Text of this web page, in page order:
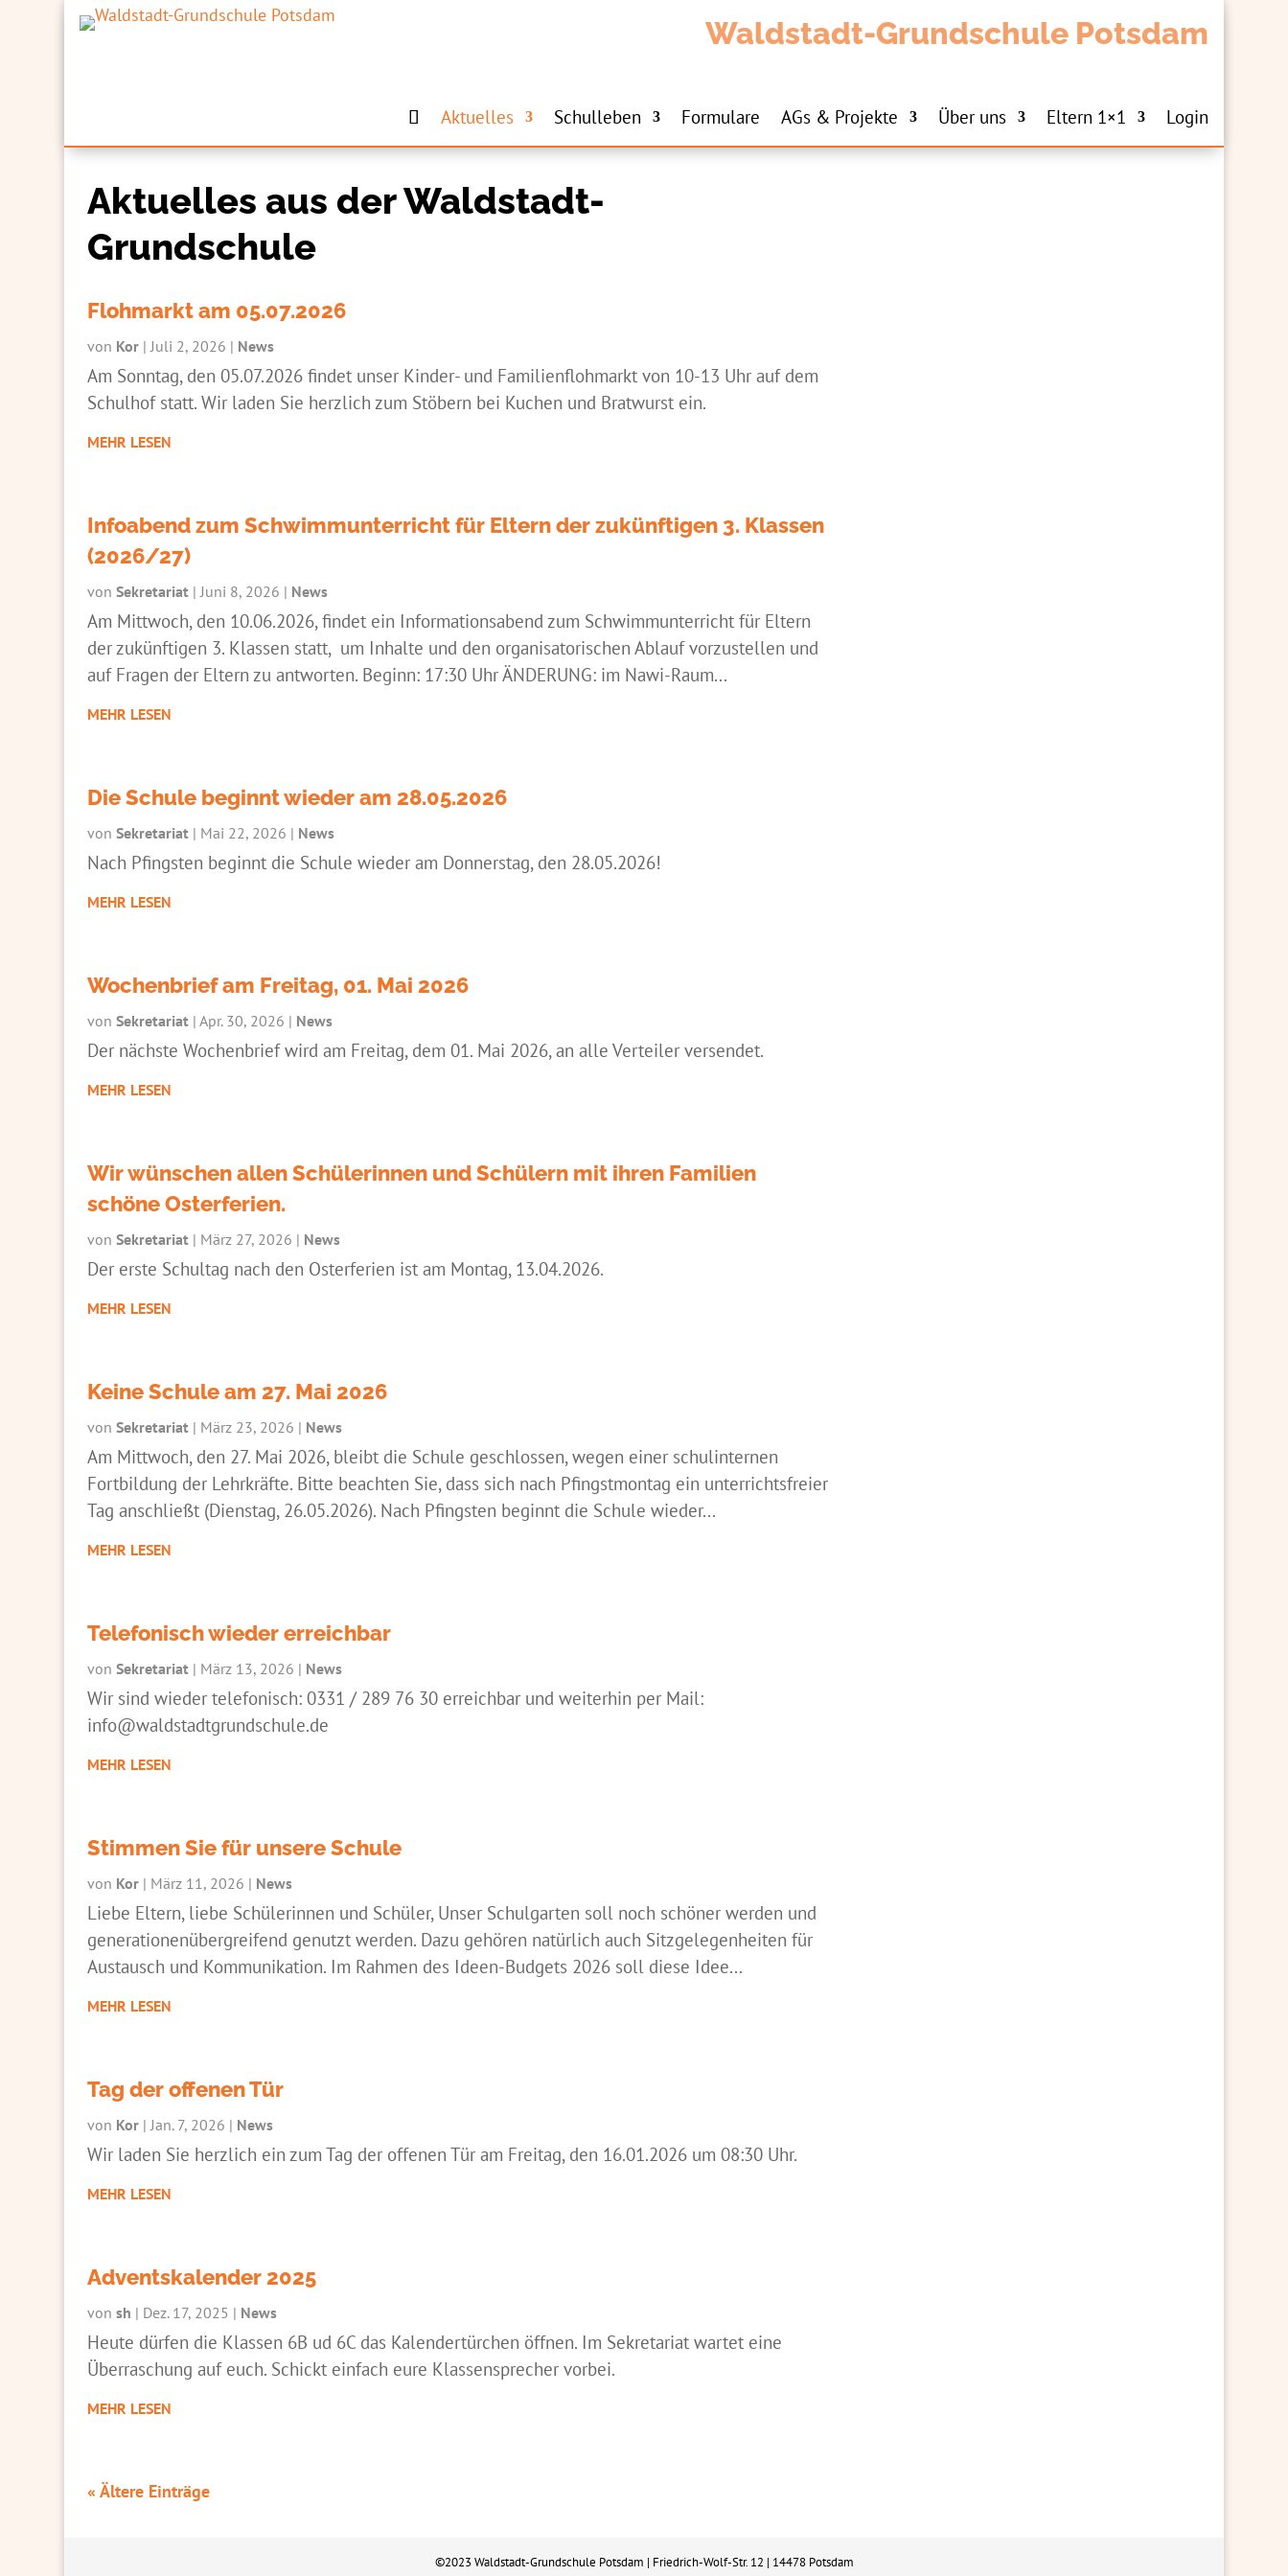
Waldstadt-Grundschule Potsdam
Aktuelles Schulleben Formulare AGs & Projekte Über uns Eltern 1×1 Login
Aktuelles aus der Waldstadt-
Grundschule
Flohmarkt am 05.07.2026
von Kor |Juli 2, 2026 | News
Am Sonntag, den 05.07.2026 findet unser Kinder- und Familienflohmarkt von 10-13 Uhr auf dem
Schulhof statt. Wir laden Sie herzlich zum Stöbern bei Kuchen und Bratwurst ein.
MEHR LESEN
Infoabend zum Schwimmunterricht für Eltern der zukünftigen 3. Klassen
(2026/27)
vonSekretariat |Juni 8, 2026 | News
Am Mittwoch, den 10.06.2026, findet ein Informationsabend zum Schwimmunterricht für Eltern
der zukünftigen 3. Klassen statt, um Inhalte und den organisatorischen Ablauf vorzustellen und
auf Fragen der Eltern zu antworten. Beginn: 17:30 Uhr ÄNDERUNG: im Nawi-Raum...
MEHR LESEN
Die Schule beginnt wieder am 28.05.2026
vonSekretariat | Mai 22, 2026 | News
Nach Pfingsten beginnt die Schule wieder am Donnerstag, den 28.05.2026!
MEHR LESEN
Wochenbrief am Freitag, 01. Mai 2026
vonSekretariat |Apr. 30, 2026 | News
Der nächste Wochenbrief wird am Freitag, dem 01. Mai 2026, an alle Verteiler versendet.
MEHR LESEN
Wir wünschen allen Schülerinnen und Schülern mit ihren Familien
schöne Osterferien.
vonSekretariat | März 27, 2026 | News
Der erste Schultag nach den Osterferien ist am Montag, 13.04.2026.
MEHR LESEN
Keine Schule am 27. Mai 2026
vonSekretariat | März 23, 2026 | News
Am Mittwoch, den 27. Mai 2026, bleibt die Schule geschlossen, wegen einer schulinternen
Fortbildung der Lehrkräfte. Bitte beachten Sie, dass sich nach Pfingstmontag ein unterrichtsfreier
Tag anschließt (Dienstag, 26.05.2026). Nach Pfingsten beginnt die Schule wieder...
MEHR LESEN
Telefonisch wieder erreichbar
vonSekretariat | März 13, 2026 | News
Wir sind wieder telefonisch: 0331 / 289 76 30 erreichbar und weiterhin per Mail:
info@waldstadtgrundschule.de
MEHR LESEN
Stimmen Sie für unsere Schule
von Kor | März 11, 2026 | News
Liebe Eltern, liebe Schülerinnen und Schüler, Unser Schulgarten soll noch schöner werden und
generationenübergreifend genutzt werden. Dazu gehören natürlich auch Sitzgelegenheiten für
Austausch und Kommunikation. Im Rahmen des Ideen-Budgets 2026 soll diese Idee...
MEHR LESEN
Tag der offenen Tür
von Kor |Jan. 7, 2026 | News
Wir laden Sie herzlich ein zum Tag der offenen Tür am Freitag, den 16.01.2026 um 08:30 Uhr.
MEHR LESEN
Adventskalender 2025
vonsh | Dez. 17, 2025 | News
Heute dürfen die Klassen 6B ud 6C das Kalendertürchen öffnen. Im Sekretariat wartet eine
Überraschung auf euch. Schickt einfach eure Klassensprecher vorbei.
MEHR LESEN
« Ältere Einträge
©2023 Waldstadt-Grundschule Potsdam | Friedrich-Wolf-Str. 12 | 14478 Potsdam